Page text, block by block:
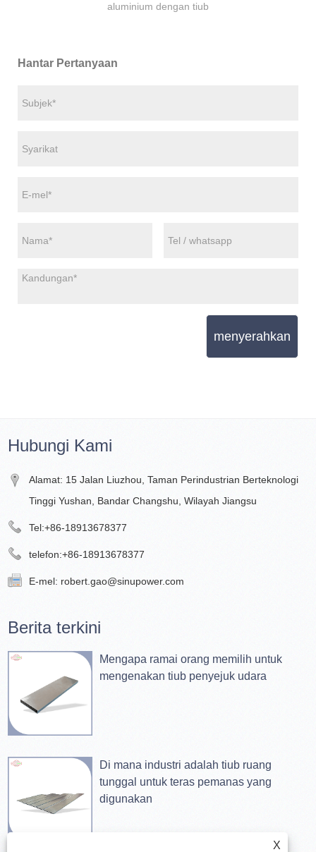
aluminium dengan tiub
Hantar Pertanyaan
menyerahkan
Hubungi Kami
Alamat: 15 Jalan Liuzhou, Taman Perindustrian Berteknologi
Tinggi Yushan, Bandar Changshu, Wilayah Jiangsu
Tel:+86-18913678377
telefon:+86-18913678377
E-mel: robert.gao@sinupower.com
Berita terkini
Mengapa ramai orang memilih untuk
mengenakan tiub penyejuk udara
Di mana industri adalah tiub ruang
tunggal untuk teras pemanas yang
digunakan
X